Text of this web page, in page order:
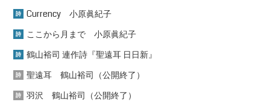
詩 Currency 小原眞紀子
詩 ここから月まで 小原眞紀子
詩 鶴山裕司 連作詩『聖遠耳 日日新』
詩 聖遠耳 鶴山裕司（公開終了）
詩 羽沢 鶴山裕司（公開終了）